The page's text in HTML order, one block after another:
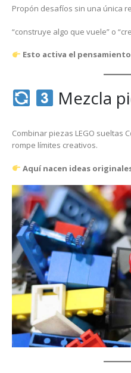
Propón desafíos sin una única
“construye algo que vuele” o
Esto activa el
Mezcla
Combinar piezas LEGO sueltas
rompe límites creativos.
Aquí nacen ideas